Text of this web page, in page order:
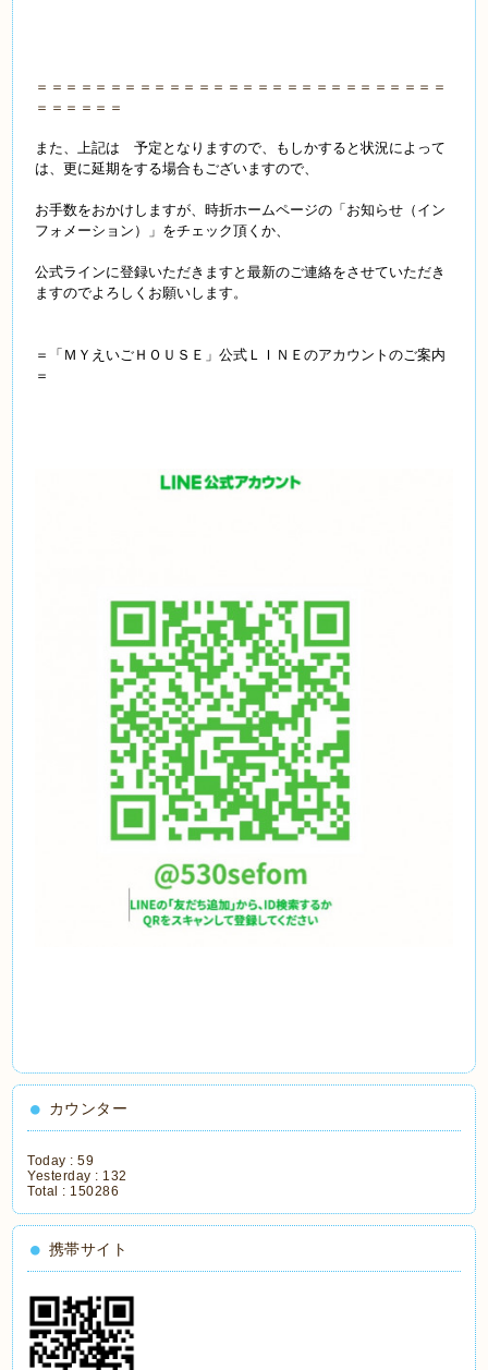
＝＝＝＝＝＝＝＝＝＝＝＝＝＝＝＝＝＝＝＝＝＝＝＝＝＝＝＝
＝＝＝＝＝＝
また、上記は 予定となりますので、もしかすると状況によって
は、更に延期をする場合もございますので、
お手数をおかけしますが、時折ホームページの 「お知らせ（イン
フォメーション）」をチェック頂くか、
公式ラインに登録いただきますと最新のご連絡をさせていただき
ますのでよろしくお願いします。
＝「ＭＹえいごＨＯＵＳＥ」公式ＬＩＮＥのアカウントのご案内
＝
カウンター
Today :59
Yesterday : 132
Total : 150286
携帯サイト